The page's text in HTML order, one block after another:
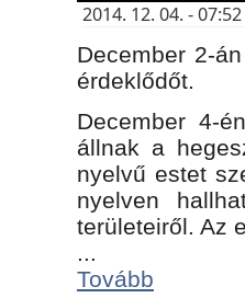
2014. 12. 04. -
December 2-
érdeklődőt.
December 4-
állnak a
nyelvű estet
nyelven
területeiről. Az
...
Tovább